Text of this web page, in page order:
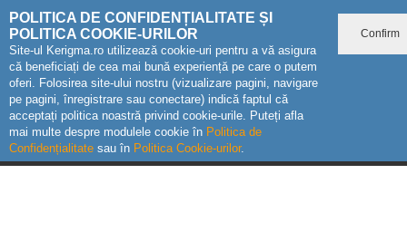
POLITICA DE CONFIDENȚIALITATE ȘI
POLITICA COOKIE-URILOR
Site-ul Kerigma.ro utilizează cookie-uri pentru a vă asigura
că beneficiați de cea mai bună experiență pe care o putem
oferi. Folosirea site-ului nostru (vizualizare pagini, navigare
pe pagini, înregistrare sau conectare) indică faptul că
acceptați politica noastră privind cookie-urile. Puteți afla
mai multe despre modulele cookie în Politica de
Confidențialitate sau în Politica Cookie-urilor.
Confirm